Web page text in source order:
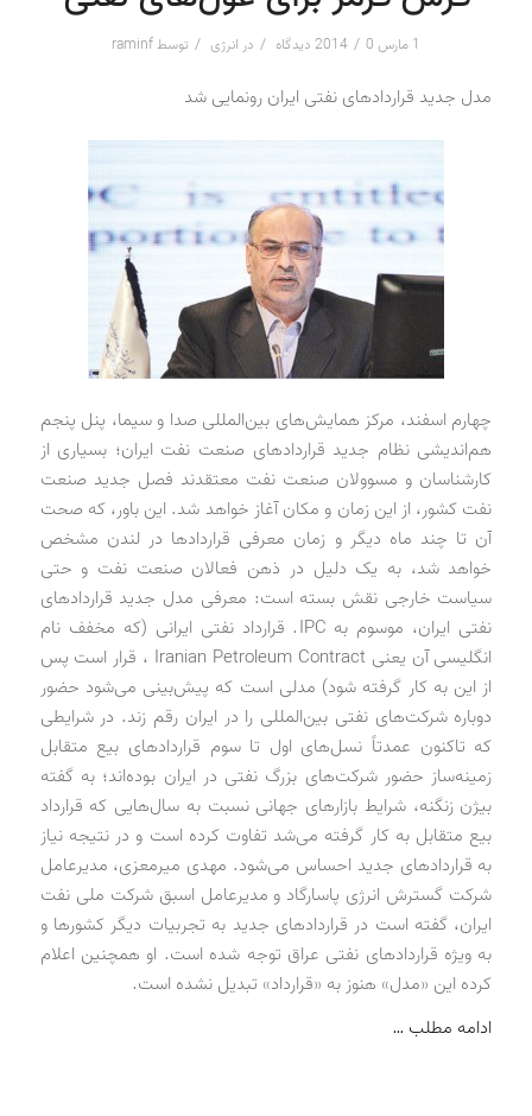
1 مارس 2014 / 0 دیدگاه / در انرژی / توسط raminf
مدل جدید قراردادهای نفتی ایران رونمایی شد
چهارم اسفند، مرکز همایش‌های بین‌المللی صدا و سیما، پنل پنجم
هم‌اندیشی نظام جدید قراردادهای صنعت نفت ایران؛ بسیاری از
کارشناسان و مسوولان صنعت نفت معتقدند فصل جدید صنعت
نفت کشور، از این زمان و مکان آغاز خواهد شد. این باور، که صحت
آن تا چند ماه دیگر و زمان معرفی قراردادها در لندن مشخص
خواهد شد، به یک دلیل در ذهن فعالان صنعت نفت و حتی
سیاست خارجی نقش بسته است: معرفی مدل جدید قراردادهای
نفتی ایران، موسوم به IPC. قرارداد نفتی ایرانی (که مخفف نام
انگلیسی آن یعنی Iranian Petroleum Contract ، قرار است پس
از این به کار گرفته شود) مدلی است که پیش‌بینی می‌شود حضور
دوباره شرکت‌های نفتی بین‌المللی را در ایران رقم زند. در شرایطی
که تاکنون عمدتاً نسل‌های اول تا سوم قراردادهای بیع متقابل
زمینه‌ساز حضور شرکت‌های بزرگ نفتی در ایران بوده‌اند؛ به گفته
بیژن زنگنه، شرایط بازارهای جهانی نسبت به سال‌هایی که قرارداد
بیع متقابل به کار گرفته می‌شد تفاوت کرده است و در نتیجه نیاز
به قراردادهای جدید احساس می‌شود. مهدی میرمعزی، مدیرعامل
شرکت گسترش انرژی پاسارگاد و مدیرعامل اسبق شرکت ملی نفت
ایران، گفته است در قراردادهای جدید به تجربیات دیگر کشورها و
به ویژه قراردادهای نفتی عراق توجه شده است. او همچنین اعلام
کرده این «مدل» هنوز به «قرارداد» تبدیل نشده است.
ادامه مطلب …